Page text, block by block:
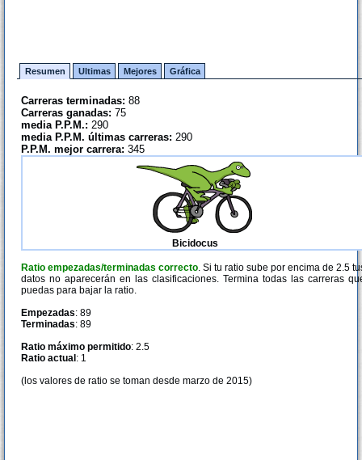
Resumen Ultimas Mejores Gráfica
Carreras terminadas: 88
Carreras ganadas: 75
media P.P.M.: 290
media P.P.M. últimas carreras: 290
P.P.M. mejor carrera: 345
Bicidocus
Ratio empezadas/terminadas correcto. Si tu ratio sube por encima de 2.5
datos no aparecerán en las clasificaciones. Termina todas las carreras
puedas para bajar la ratio.
Empezadas: 89
Terminadas: 89
Ratio máximo permitido: 2.5
Ratio actual : 1
(los valores de ratio se toman desde marzo de 2015)